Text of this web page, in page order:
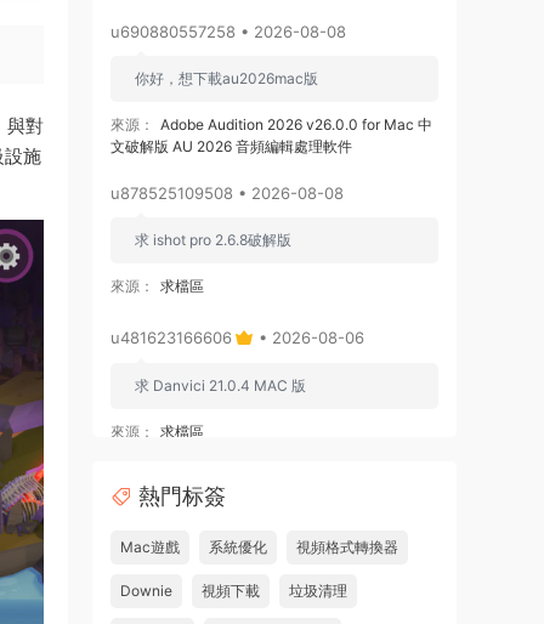
與對
設施
u690880557258 • 2026-08-08
你好，想下載au2026mac版
來源：
Adobe Audition 2026 v26.0.0 for Mac 中
文破解版 AU 2026 音頻編輯處理軟件
u878525109508 • 2026-08-08
求 ishot pro 2.6.8破解版
來源： 求檔區
u481623166606 • 2026-08-06
求 Danvici 21.0.4 MAC 版
來源： 求檔區
admin • 2026-08-06
Pro v26.3.0 ARM [MacSKY].dmg等2個文
熱門标簽
Mac遊戲 系統優化 視頻格式轉換器
Downie 視頻下載 垃圾清理